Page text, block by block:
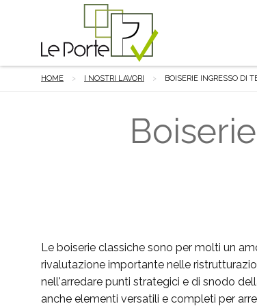
HOME I NOSTRI LAVORI BOISERIE INGRESSO DI
Le boiserie classiche sono per molti un
rivalutazione importante nelle
nell'arredare punti strategici e di snodo
anche elementi versatili e completi per